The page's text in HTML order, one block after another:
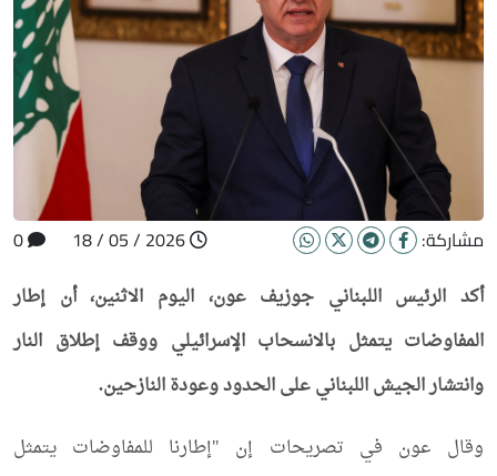
مشاركة:
أكد الرئيس اللبناني جوزيف عون، اليوم الاثنين، أن إطار
المفاوضات يتمثل بالانسحاب الإسرائيلي ووقف إطلاق النار
وانتشار الجيش اللبناني على الحدود وعودة النازحين.
وقال عون في تصريحات إن "إطارنا للمفاوضات يتمثل